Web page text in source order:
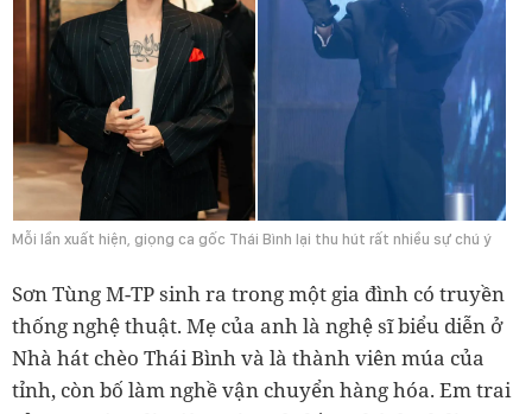
Mỗi lần xuất hiện, giọng ca gốc Thái Bình lại thu hút rất nhiều sự chú ý
Sơn Tùng M-TP sinh ra trong một gia đình có truyền
thống nghệ thuật. Mẹ của anh là nghệ sĩ biểu diễn ở
Nhà hát chèo Thái Bình và là thành viên múa của
tỉnh, còn bố làm nghề vận chuyển hàng hóa. Em trai